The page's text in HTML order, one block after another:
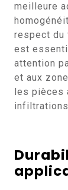
meilleure
respect du
est
attention
et aux
les pièces